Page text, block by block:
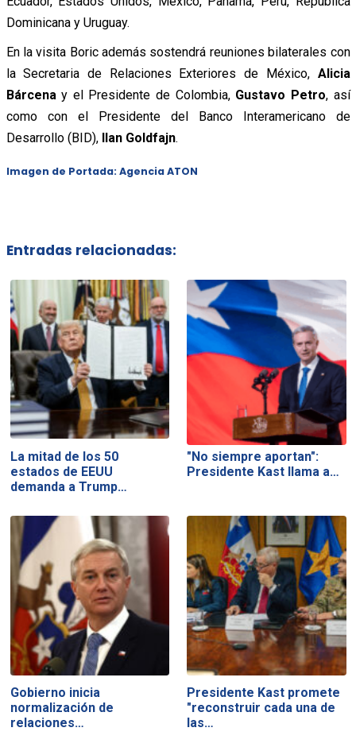
Dominicana y Uruguay.
En la visita Boric además sostendrá reuniones bilaterales con
la Secretaria de Relaciones Exteriores de México, Alicia
Bárcena y el Presidente de Colombia, Gustavo Petro, así
como con el Presidente del Banco Interamericano de
Desarrollo (BID),Ilan Goldfajn.
Imagen de Portada: Agencia ATON
Entradas relacionadas:
La mitad de los 50
estados de EEUU
demanda a Trump…
"No siempre aportan":
Presidente Kast llama a…
Gobierno inicia
normalización de
relaciones…
Presidente Kast promete
"reconstruir cada una de
las…